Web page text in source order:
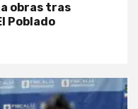
obras tras
Poblado